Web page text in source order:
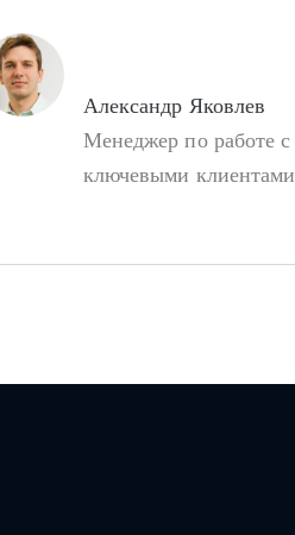
Александр Яковлев
Менеджер по работе с
ключевыми клиентами